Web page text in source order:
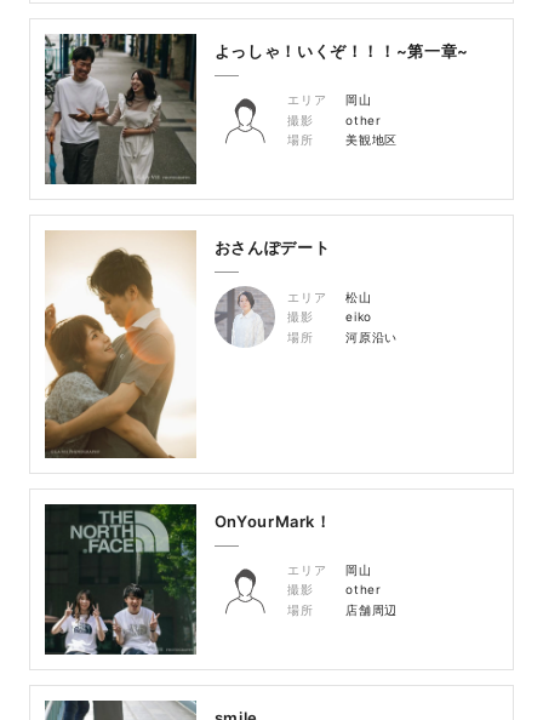
よっしゃ！いくぞ！！！~第一章~
エリア
岡山
撮影
other
場所
美観地区
おさんぽデート
エリア
松山
撮影
eiko
場所
河原沿い
OnYourMark！
エリア
岡山
撮影
other
場所
店舗周辺